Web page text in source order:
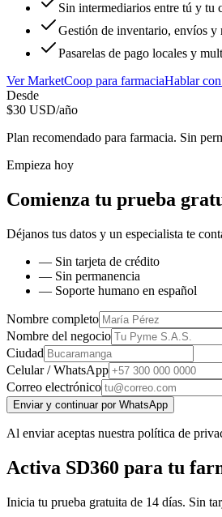
Sin intermediarios entre tú y tu
Gestión de inventario, envíos y
Pasarelas de pago locales y
VerMarketCoop para farmaciaHablar
Desde
$30 USD/año
Plan recomendado para farmacia. Sin
Empieza hoy
Comienza tu prueba
Déjanos tus datos y un especialista te
— Sin tarjeta de crédito
— Sin permanencia
— Soporte humano en español
Nombre completo
Nombre del negocio
Ciudad
Celular / WhatsApp
Correo electrónico
Enviar y continuar por WhatsApp
Al enviar aceptas nuestra política de
Activa SD360 para tu
Inicia tu prueba gratuita de 14 días. Sin